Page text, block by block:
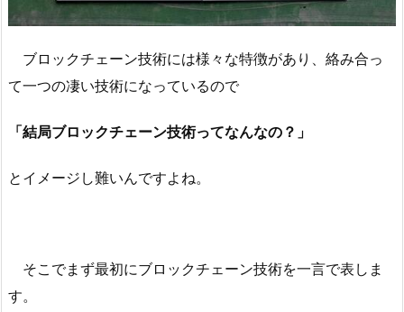
ブロックチェーン技術には様々な特徴があり、絡み合っ
て一つの凄い技術になっているので
「結局ブロックチェーン技術ってなんなの？」
とイメージし難いんですよね。
そこでまず最初にブロックチェーン技術を一言で表しま
す。